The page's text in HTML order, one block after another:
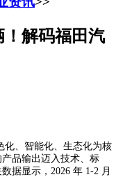
！解码福田汽
、智能化、生态化为核
品输出迈入技术、标
据显示，2026 年 1-2 月